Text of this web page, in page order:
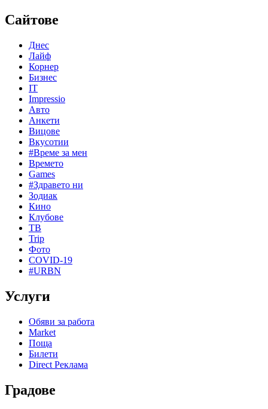
Сайтове
Днес
Лайф
Корнер
Бизнес
IT
Impressio
Авто
Анкети
Вицове
Вкусотии
#Време за мен
Времето
Games
#Здравето ни
Зодиак
Кино
Клубове
ТВ
Trip
Фото
COVID-19
#URBN
Услуги
Обяви за работа
Market
Поща
Билети
Direct Реклама
Градове